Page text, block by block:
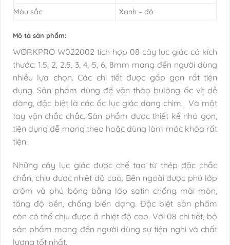
Màu sắc
Xanh – đỏ
Mô tả sản phẩm:
WORKPRO W022002 tích hợp 08 cây lục giác có kích
thước: 1.5, 2, 2.5, 3, 4, 5, 6, 8mm mang đến người dùng
nhiều lựa chọn. Các chi tiết được gấp gọn rất tiện
dụng. Sản phẩm dùng để vặn tháo bulông ốc vít dễ
dàng, đặc biệt là các ốc lục giác dạng chìm. Và một
tay vặn chắc chắc. Sản phẩm được thiết kế nhỏ gọn,
tiện dụng dễ mang theo hoặc dùng làm móc khóa rất
tiện.
Những cây lục giác được chế tạo từ thép đặc chắc
chắn, chịu được nhiệt độ cao. Bên ngoài được phủ lớp
crôm và phủ bóng bằng lớp satin chống mài mòn,
tăng độ bền, chống biến dạng. Đặc biệt sản phẩm
còn có thể chịu được ở nhiệt độ cao. Với 08 chi tiết, bộ
sản phẩm mang đến người dùng sự tiện nghi và chất
lượng tốt nhất.